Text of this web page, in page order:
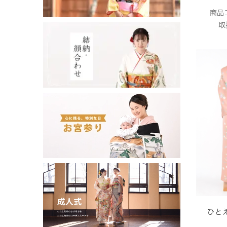
商品
取
ひと